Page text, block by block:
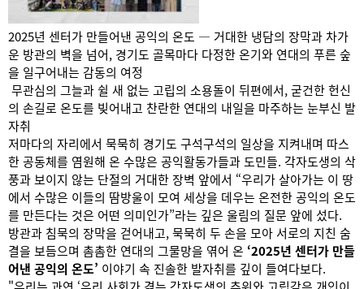
2025년 센터가 만들어낸 공익의 온도 — 거대한 냉담의 장막과 차가
운 방관의 벽을 넘어, 경기도 골목마다 다정한 온기와 연대의 푸른 숲
을 일구어내는 감동의 여정
무관심의 그늘과 쉴 새 없는 고립의 소용돌이 뒤편에서, 굳건한 헌신
의 손길로 온도를 빚어내고 찬란한 연대의 내일을 마주하는 눈부신 발
자취
저마다의 자리에서 묵묵히 경기도 구석구석의 일상을 지켜내며 따스
한 공동체를 염원해 온 수많은 공익활동가들과 도민들. 각자도생의 삭
풍과 보이지 않는 단절의 거대한 장벽 앞에서 “우리가 살아가는 이 땅
에서 수많은 이들의 땀방울이 모여 세상을 데우는 온전한 공익의 온도
를 만든다는 것은 어떤 의미인가”라는 깊은 울림의 질문 앞에 섰다.
방관과 침묵의 장막을 걷어내고, 묵묵히 두 손을 모아 서로의 지친 숨
결을 보듬으며 촘촘한 연대의 그물망을 엮어 온 ‘2025년 센터가 만들
어낸 공익의 온도’ 이야기 속 진솔한 발자취를 깊이 들여다보다.